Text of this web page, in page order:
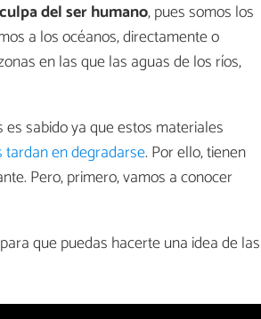
culpa del ser humano, pues somos los
a los océanos, directamente o
en las que las aguas de los ríos,
sabido ya que estos materiales
en degradarse. Por ello, tienen
Pero, primero, vamos a conocer
para que puedas hacerte una idea de las